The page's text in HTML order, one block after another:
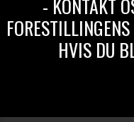
- KONTAKT
HVIS DU